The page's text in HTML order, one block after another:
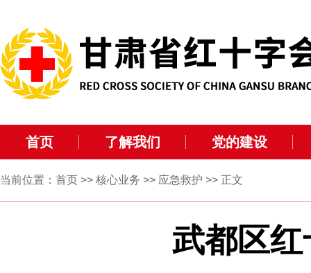
首页 了解我们 党的建设
当前位置： 首页 >> 核心业务 >> 应急救护 >> 正文
武都区